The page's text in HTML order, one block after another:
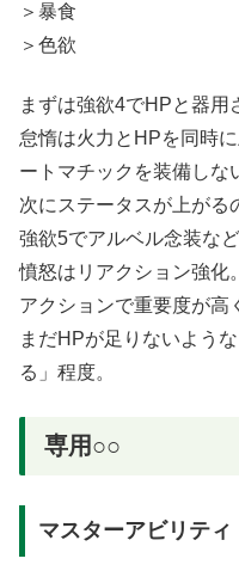
＞暴食
＞色欲
まずは強欲4でHPと器用
怠惰は火力とHPを同時
ートマチックを装備しな
次にステータスが上がる
強欲5でアルベル念装など
憤怒はリアクション強化
アクションで重要度が高
まだHPが足りないよう
る」程度。
専用○○
マスターアビリティ